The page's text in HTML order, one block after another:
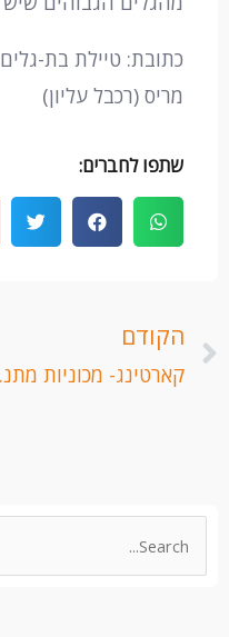
כתובת: טיילת בת-
מריס (רכבל עליון)
שתפו לחברים:
הקודם
Search
for: